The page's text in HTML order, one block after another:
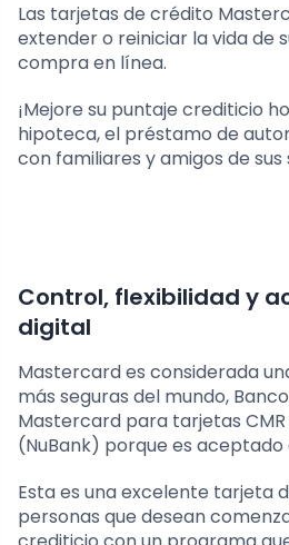
Las tarjetas de crédito
extender o reiniciar la vida de
compra en línea.
¡Mejore su puntaje crediticio
hipoteca, el préstamo de
con familiares y amigos de sus
Control, flexibilidad y
digital
Mastercard es considerada
más seguras del mundo,
Mastercard para tarjetas
(NuBank) porque es aceptado
Esta es una excelente tarjeta
personas que desean